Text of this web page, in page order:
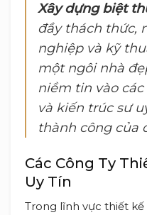
Xây dựng biệt
đầy thách thức,
nghiệp và kỹ
một ngôi nhà
niềm tin vào
và kiến trúc sư
thành công của
Các Công Ty
Uy Tín
Trong lĩnh vực thiết